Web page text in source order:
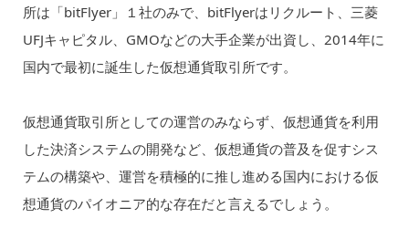
所は「bitFlyer」１社のみで、bitFlyerはリクルート、三菱
UFJキャピタル、GMOなどの大手企業が出資し、2014年に
国内で最初に誕生した仮想通貨取引所です。
仮想通貨取引所としての運営のみならず、仮想通貨を利用
した決済システムの開発など、仮想通貨の普及を促すシス
テムの構築や、運営を積極的に推し進める国内における仮
想通貨のパイオニア的な存在だと言えるでしょう。